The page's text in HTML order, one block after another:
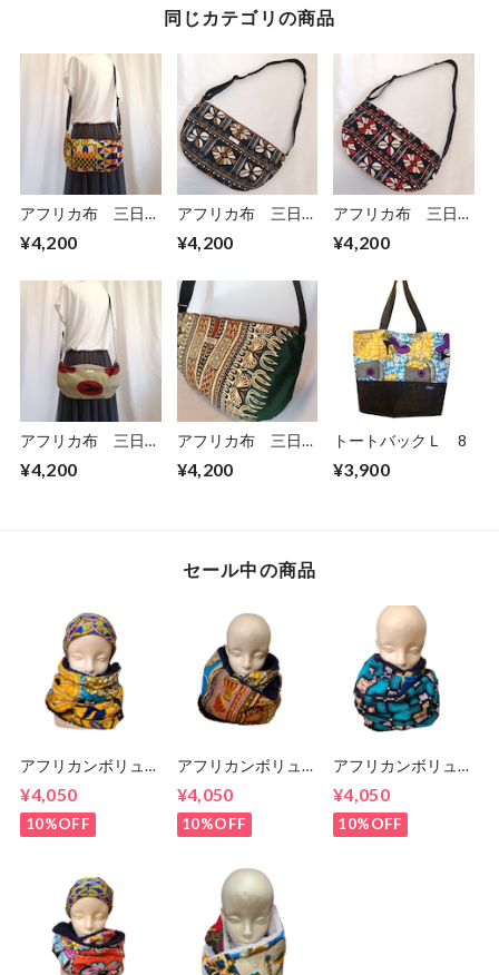
同じカテゴリの商品
アフリカ布 三日月
グ ボディバッグ
¥4,200
アフリカ布 三日月
グ ボディバッグ
¥4,200
アフリカ布 三日月
グ ボディバッグ
¥4,200
アフリカ布 三日月
グ ボディバッグ
¥4,200
アフリカ布 三日月
グ ボディバッグ
¥4,200
トートバックＬ 8
¥3,900
セール中の商品
アフリカンボリュー
¥4,050
10%OFF
アフリカンボリュー
¥4,050
10%OFF
アフリカンボリュー
¥4,050
10%OFF